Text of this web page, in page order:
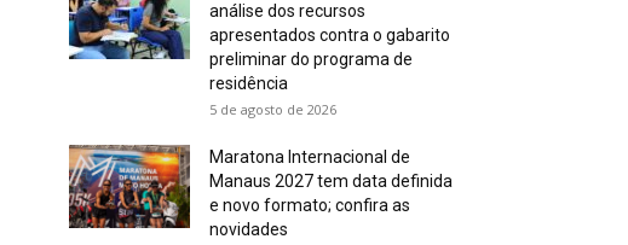
análise dos recursos
apresentados contra o gabarito
preliminar do programa de
residência
5 de agosto de 2026
Maratona Internacional de
Manaus 2027 tem data definida
e novo formato; confira as
novidades